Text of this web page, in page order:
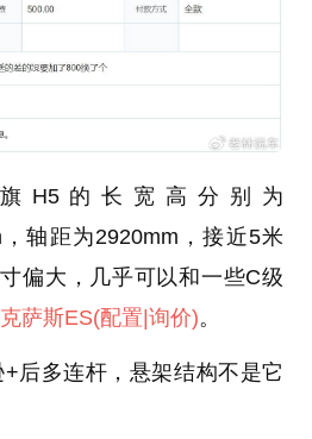
H5的长宽高分别为
轴距为2920mm，接近5米
偏大，几乎可以和一些C级
萨斯ES(配置 |询价)。
后多连杆，悬架结构不是它